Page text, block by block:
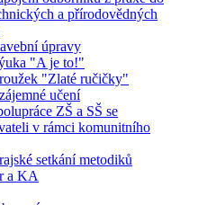
a přírodovědných
úpravy
"A je to!"
"Zlaté ručičky"
učení
ZŠ a SŠ se
v rámci komunitního
setkání metodiků
a KA